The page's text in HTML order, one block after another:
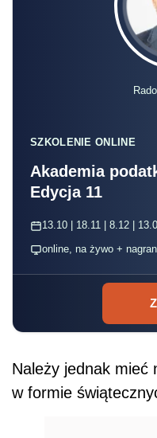
SZKOLENIE ONLINE
Akademia
Edycja 11
13.10 | 18.11 | 8.12 |
online, na żywo +
Należy jednak mieć
w formie